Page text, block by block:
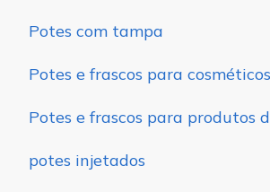
Potes com tampa
Potes e frascos para cosméticos
Potes e frascos para produtos
potes injetados